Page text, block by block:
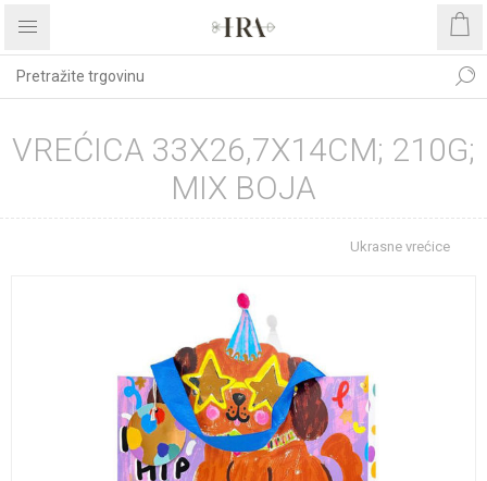
VREĆICA 33X26,7X14CM; 210G;
MIX BOJA
Ukrasne vrećice